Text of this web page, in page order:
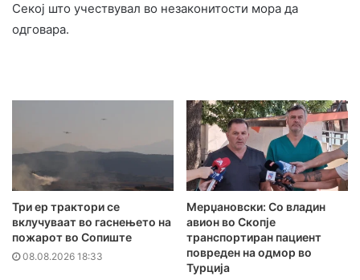
Секој што учествувал во незаконитости мора да
одговара.
Три ер трактори се
вклучуваат во гаснењето на
пожарот во Сопиште
08.08.2026 18:33
Мерџановски: Со владин
авион во Скопје
транспортиран пациент
повреден на одмор во
Турција